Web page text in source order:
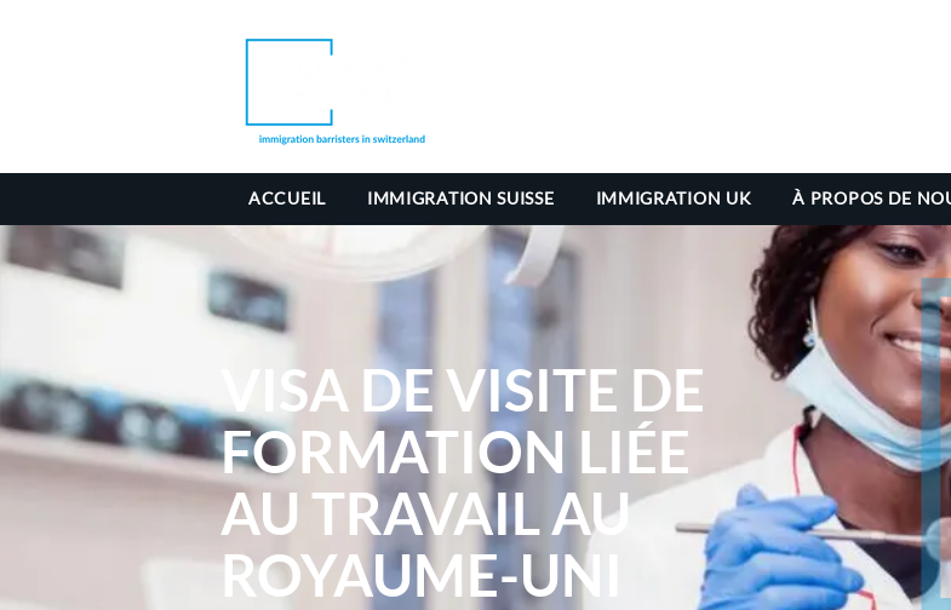
ACCUEIL IMMIGRATION SUISSE IMMIGRATION UK À PROPOS DE
VISA DE VISITE DE
FORMATION LIÉE
AU TRAVAIL AU
ROYAUME-UNI